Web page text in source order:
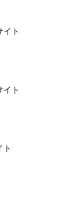
イト
イト
ト